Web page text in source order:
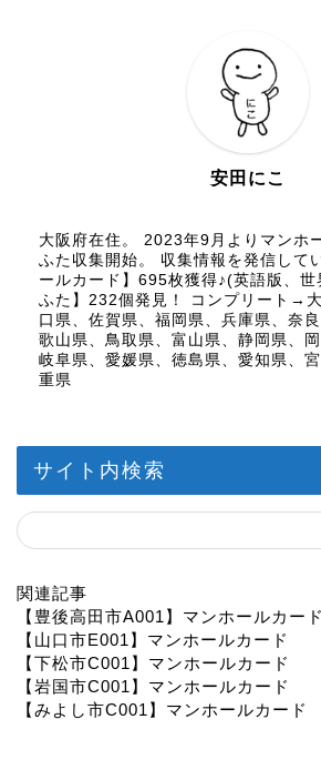
安田にこ
大阪府在住。 2023年9月よりマンホ
ふた収集開始。 収集情報を発信して
ールカード】695枚獲得♪(英語版、
ふた】232個発見！ コンプリート→
口県、佐賀県、福岡県、兵庫県、奈
歌山県、鳥取県、富山県、静岡県、岡
岐阜県、愛媛県、徳島県、愛知県、
重県
サイト内検索
関連記事
【豊後高田市A001】マンホールカード
【山口市E001】マンホールカード
【下松市C001】マンホールカード
【岩国市C001】マンホールカード
【みよし市C001】マンホールカード